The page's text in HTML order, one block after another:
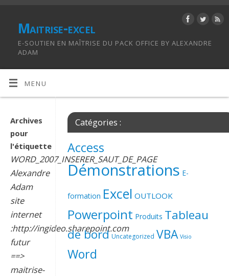
Maitrise-excel
E-SOUTIEN EN MAÎTRISE DU PACK OFFICE BY ALEXANDRE
ADAM
MENU
Archives
pour
l'étiquette
WORD_2007_INSERER_SAUT_DE_PAGE
Alexandre
Adam
site
internet
:http://ingideo.sharepoint.com
futur
==>
maitrise-
Catégories :
Access
Démonstrations E-
formation Excel OUTLOOK
Powerpoint Produits Tableau
de bord Uncategorized VBA Visio
Word